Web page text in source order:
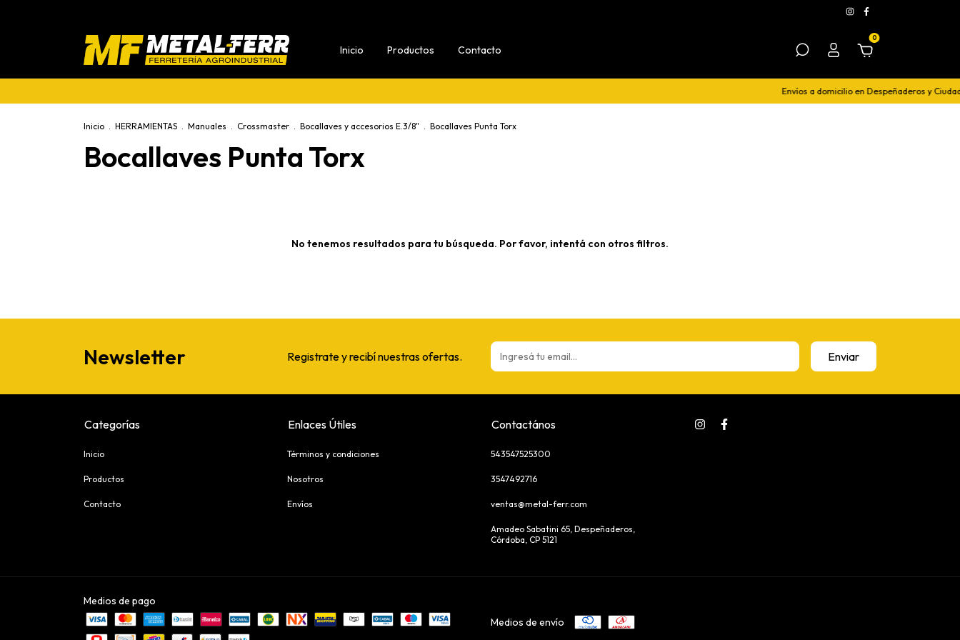
Inicio Productos Contacto
0
Envíos a domicilio en Despeñaderos y Ciudad
Inicio . HERRAMIENTAS . Manuales . Crossmaster . Bocallaves y accesorios E.3/8" . Bocallaves Punta Torx
Bocallaves Punta Torx
No tenemos resultados para tu búsqueda. Por favor, intentá con otros filtros.
Newsletter Registrate y recibí nuestras ofertas.
Categorías
Inicio
Productos
Contacto
Enlaces Útiles
Términos y condiciones
Nosotros
Envíos
Contactános
543547525300
3547492716
ventas@metal-ferr.com
Amadeo Sabatini 65, Despeñaderos,
Córdoba, CP 5121
Medios de pago
Medios de envío